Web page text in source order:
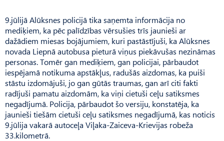
9.jūlijā Alūksnes policijā tika saņemta informācija no
mediķiem, ka pēc palīdzības vērsušies trīs jaunieši ar
dažādiem miesas bojājumiem, kuri pastāstījuši, ka Alūksnes
novada Liepnā autobusa pieturā viņus piekāvušas nezināmas
personas. Tomēr gan mediķiem, gan policijai, pārbaudot
iespējamā notikuma apstākļus, radušās aizdomas, ka puiši
stāstu izdomājuši, jo gan gūtās traumas, gan arī citi fakti
radījuši pamatu aizdomām, ka viņi cietuši ceļu satiksmes
negadījumā. Policija, pārbaudot šo versiju, konstatēja, ka
jaunieši tiešām cietuši ceļu satiksmes negadījumā, kas noticis
9.jūlija vakarā autoceļa Viļaka-Zaiceva-Krievijas robeža
33.kilometrā.